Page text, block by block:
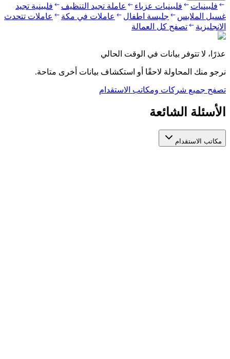
فلبينيات فلبينيات عزباء عاملة تجيد التنظيف
فلبينية تجيد
غسيل الملابس
جليسة اطفال عاملات في مكة
عاملات تتحدث
الانجليزية
تصفح كل العمالة
عذرًا، لا تتوفر بيانات في الوقت الحالي
نرجو منك المحاولة لاحقًا أو استكشاف بيانات أخرى متاحة.
تصفح جميع شركات ومكاتب الاستقدام
الأسئلة الشائعة
مكاتب الاستقدام